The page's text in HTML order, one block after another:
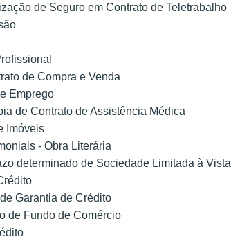
de Seguro em Contrato de Teletrabalho
de Compra e Venda
Emprego
de Contrato de Assistência Médica
Imóveis
- Obra Literária
determinado de Sociedade Limitada à Vista
Garantia de Crédito
de Fundo de Comércio